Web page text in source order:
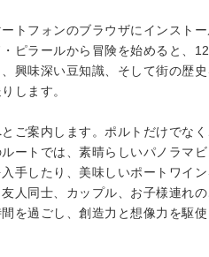
トフォンのブラウザにインスト
ピラールから冒険を始めると、
興味深い豆知識、そして街の歴史
します。
ご案内します。ポルトだけでなく
ートでは、素晴らしいパノラマ
手したり、美味しいポートワイ
人同士、カップル、お子様連れ
を過ごし、創造力と想像力を駆